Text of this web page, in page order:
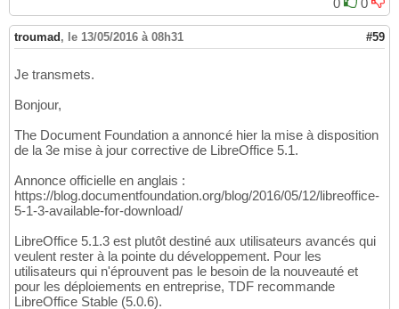
troumad, le 13/05/2016 à 08h31 #59
Je transmets.
Bonjour,
The Document Foundation a annoncé hier la mise à disposition
de la 3e mise à jour corrective de LibreOffice 5.1.
Annonce officielle en anglais :
https://blog.documentfoundation.org/blog/2016/05/12/libreoffice-
5-1-3-available-for-download/
LibreOffice 5.1.3 est plutôt destiné aux utilisateurs avancés qui
veulent rester à la pointe du développement. Pour les
utilisateurs qui n'éprouvent pas le besoin de la nouveauté et
pour les déploiements en entreprise, TDF recommande
LibreOffice Stable (5.0.6).